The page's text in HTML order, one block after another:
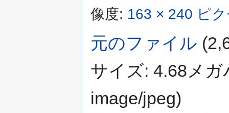
像度: 163 × 240 ピ
元のファイル
サイズ: 4.68メ
image/jpeg)